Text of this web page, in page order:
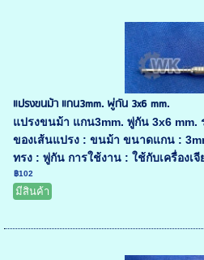
แปรงขนม้า แกน3mm. พู่กัน 3x6 mm.
แปรงขนม้า แกน3mm. พู่กัน 3x6
ของเส้นแปรง : ขนม้า ขนาดแกน :
ทรง : พู่กัน การใช้งาน : ใช้กับเครื่องเ
฿102
มีสินค้า